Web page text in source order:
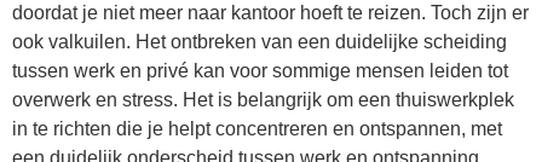
doordat je niet meer naar kantoor hoeft te reizen. Toch zijn er
ook valkuilen. Het ontbreken van een duidelijke scheiding
tussen werk en privé kan voor sommige mensen leiden tot
overwerk en stress. Het is belangrijk om een thuiswerkplek
in te richten die je helpt concentreren en ontspannen, met
een duidelijk onderscheid tussen werk en ontspanning.